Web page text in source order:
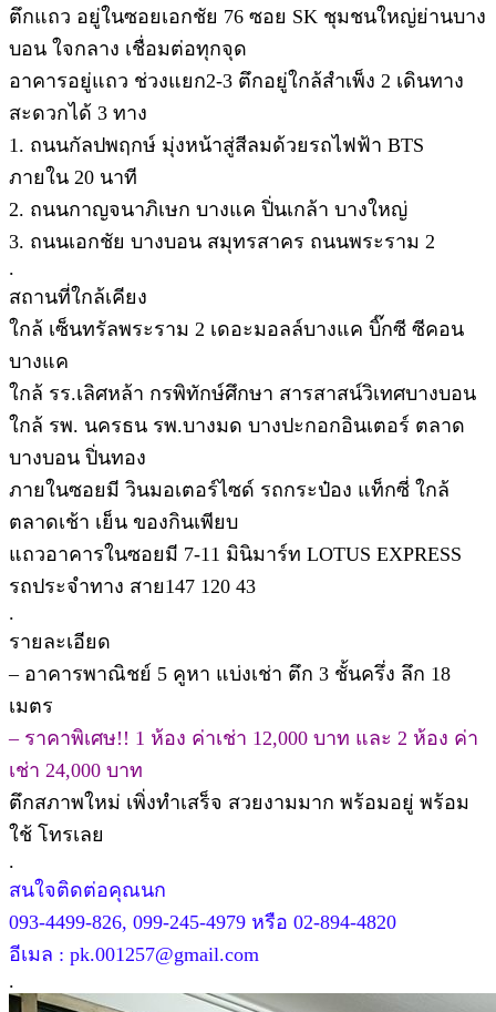
ตึกแถว อยู่ในซอยเอกชัย 76 ซอย SK ชุมชนใหญ่ย่านบาง
บอน ใจกลาง เชื่อมต่อทุกจุด
อาคารอยู่แถว ช่วงแยก2-3 ตึกอยู่ใกล้สำเพ็ง 2 เดินทาง
สะดวกได้ 3 ทาง
1. ถนนกัลปพฤกษ์ มุ่งหน้าสู่สีลมด้วยรถไฟฟ้า BTS
ภายใน 20 นาที
2. ถนนกาญจนาภิเษก บางแค ปิ่นเกล้า บางใหญ่
3. ถนนเอกชัย บางบอน สมุทรสาคร ถนนพระราม 2
.
สถานที่ใกล้เคียง
ใกล้ เซ็นทรัลพระราม 2 เดอะมอลล์บางแค บิ๊กซี ซีคอน
บางแค
ใกล้ รร.เลิศหล้า กรพิทักษ์ศึกษา สารสาสน์วิเทศบางบอน
ใกล้ รพ. นครธน รพ.บางมด บางปะกอกอินเตอร์ ตลาด
บางบอน ปิ่นทอง
ภายในซอยมี วินมอเตอร์ไซด์ รถกระป๋อง แท็กซี่ ใกล้
ตลาดเช้า เย็น ของกินเพียบ
แถวอาคารในซอยมี 7-11 มินิมาร์ท LOTUS EXPRESS
รถประจำทาง สาย147 120 43
.
รายละเอียด
– อาคารพาณิชย์ 5 คูหา แบ่งเช่า ตึก 3 ชั้นครึ่ง ลึก 18
เมตร
– ราคาพิเศษ!! 1 ห้อง ค่าเช่า 12,000 บาท และ 2 ห้อง ค่า
เช่า 24,000 บาท
ตึกสภาพใหม่ เพิ่งทำเสร็จ สวยงามมาก พร้อมอยู่ พร้อม
ใช้ โทรเลย
.
สนใจติดต่อคุณนก
093-4499-826, 099-245-4979 หรือ 02-894-4820
อีเมล : pk.001257@gmail.com
.